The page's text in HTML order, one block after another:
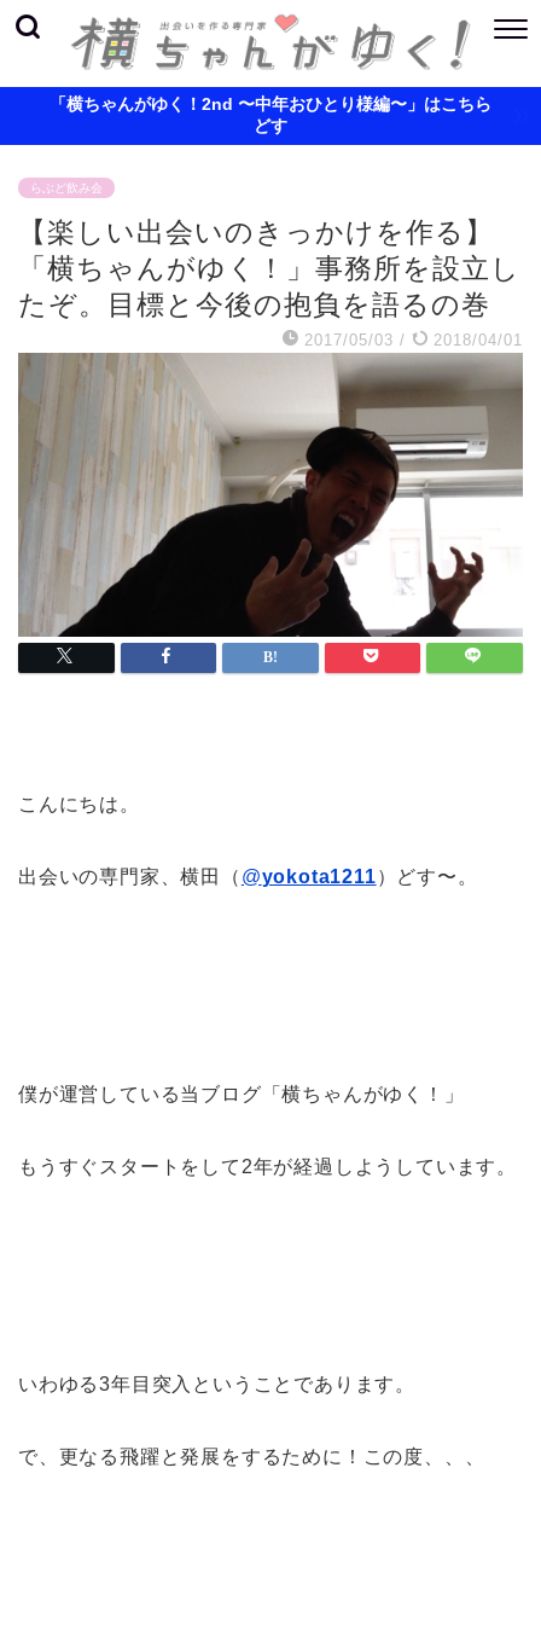
「横ちゃんがゆく！2nd 〜中年おひとり様編〜」はこちら
どす
らぶど飲み会
【楽しい出会いのきっかけを作る】
「横ちゃんがゆく！」事務所を設立し
たぞ。目標と今後の抱負を語るの巻
2017/05/03 / 2018/04/01
こんにちは。
出会いの専門家、横田（ @yokota1211）どす〜。
僕が運営している当ブログ「横ちゃんがゆく！」
もうすぐスタートをして2年が経過しようしています。
いわゆる3年目突入ということであります。
で、更なる飛躍と発展をするために！この度、、、